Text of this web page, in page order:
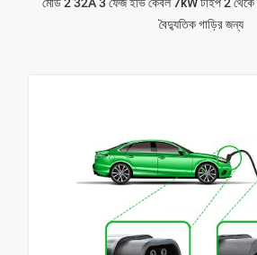
বৈদ্যুতিক গাড়ির জন্য